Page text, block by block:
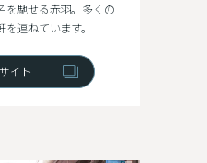
を馳せる赤羽。多くの
連ねています。
イト